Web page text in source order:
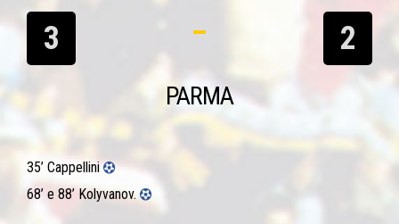
3 2
PARMA
35’ Cappellini
68’ e 88’ Kolyvanov.